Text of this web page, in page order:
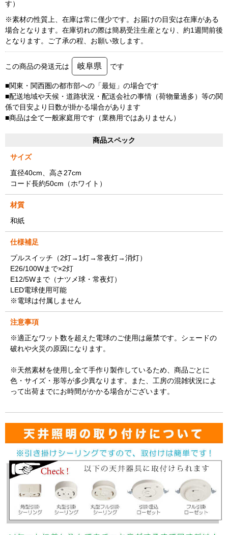
す）
※素材の性質上、在庫は常に僅少です。お届けの目安は在庫がある
場合となります。在庫切れの際は簡易受注生産となり、約1週間前後
となります。ご了承の程、お願い致します。
この商品の発送元は 岐阜県 です
■関東・関西圏の都市部への「最短」の場合です
■配送地域や天候・道路状況・配送会社の事情（荷物量過多）等の関
係で目安より日数が掛かる場合があります
■商品は全て一般家庭用です（業務用ではありません）
商品スペック
サイズ
直径40cm、高さ27cm
コード長約50cm（ホワイト）
材質
和紙
仕様補足
プルスイッチ（2灯→1灯→常夜灯→消灯）
E26/100Wまで×2灯
E12/5Wまで（ナツメ球・常夜灯）
LED電球使用可能
※電球は付属しません
注意事項
※適正なワット数を超えた電球のご使用は厳禁です。シェードの
破れや火災の原因になります。
※天然素材を使用し全て手作り製作しているため、商品ごとに
色・サイズ・形等が多少異なります。また、工房の混雑状況によ
って出荷までにお時間がかかる場合がございます。